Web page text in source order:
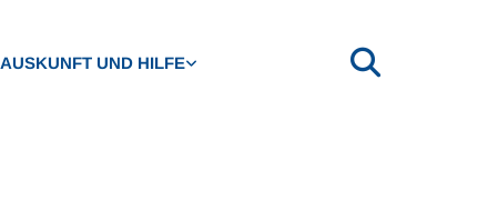
AUSKUNFT UND HILFE